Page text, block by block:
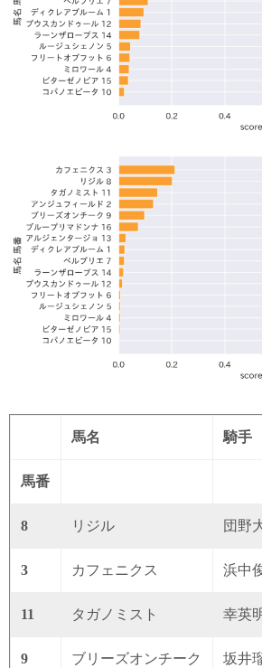
馬名 騎手
馬番
8 リジル 団野
3 カフェニクス 浜中
11 タガノミスト 幸英
9 ブリーズオンチーク 坂井